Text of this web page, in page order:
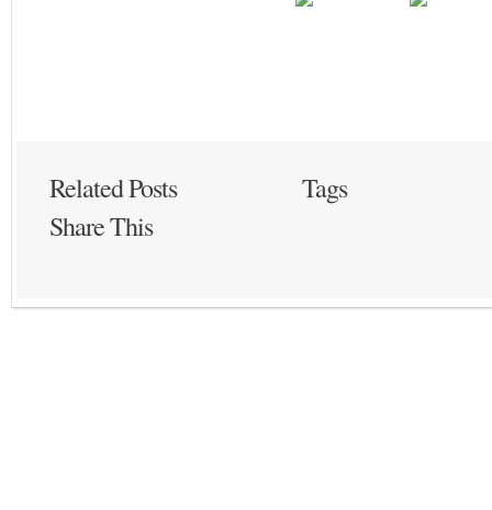
Related Posts
Tags
Share This